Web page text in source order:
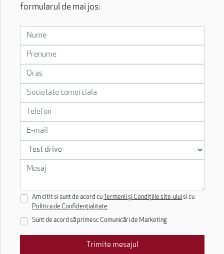
formularul de mai jos:
Am citit si sunt de acord cu Termenii și Condițiile site-uluisi cu
Politica de Confidențialitate
Sunt de acord să primesc Comunicări de Marketing
Trimite mesajul